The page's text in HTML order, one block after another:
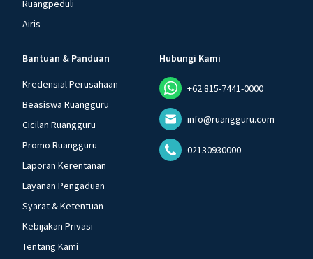
Ruangpeduli
Airis
Bantuan & Panduan
Kredensial Perusahaan
Beasiswa Ruangguru
Cicilan Ruangguru
Promo Ruangguru
Laporan Kerentanan
Layanan Pengaduan
Syarat & Ketentuan
Kebijakan Privasi
Tentang Kami
Hubungi Kami
+62 815-7441-0000
info@ruangguru.com
02130930000